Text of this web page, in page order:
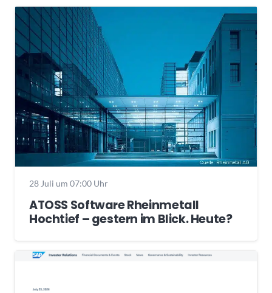
28 Juli um 07:00 Uhr
ATOSS Software Rheinmetall
Hochtief – gestern im Blick. Heute?